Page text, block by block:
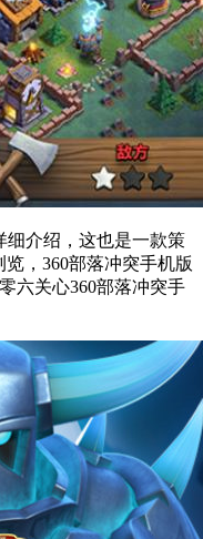
细介绍，这也是一款策
，360部落冲突手机版
六关心360部落冲突手